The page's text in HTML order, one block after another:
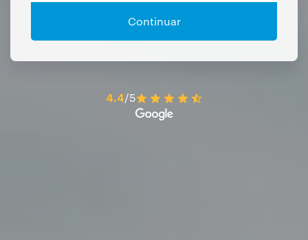
Continuar
4.4/5